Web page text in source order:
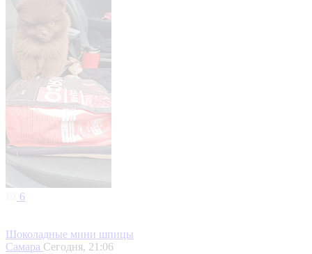
6
Шоколадные мини шпицы
Самара Сегодня, 21:06